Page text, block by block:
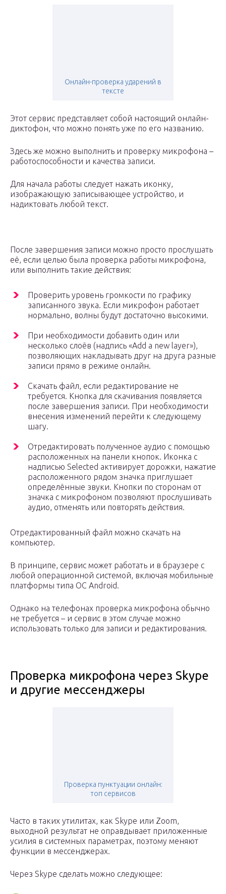
Онлайн-проверка ударений в
тексте
Этот сервис представляет собой настоящий онлайн-
диктофон, что можно понять уже по его названию.
Здесь же можно выполнить и проверку микрофона –
работоспособности и качества записи.
Для начала работы следует нажать иконку,
изображающую записывающее устройство, и
надиктовать любой текст.
После завершения записи можно просто прослушать
её, если целью была проверка работы микрофона,
или выполнить такие действия:
Проверить уровень громкости по графику
записанного звука. Если микрофон работает
нормально, волны будут достаточно высокими.
При необходимости добавить один или
несколько слоёв (надпись «Add a new layer»),
позволяющих накладывать друг на друга разные
записи прямо в режиме онлайн.
Скачать файл, если редактирование не
требуется. Кнопка для скачивания появляется
после завершения записи. При необходимости
внесения изменений перейти к следующему
шагу.
Отредактировать полученное аудио с помощью
расположенных на панели кнопок. Иконка с
надписью Selected активирует дорожки, нажатие
расположенного рядом значка приглушает
определённые звуки. Кнопки по сторонам от
значка с микрофоном позволяют прослушивать
аудио, отменять или повторять действия.
Отредактированный файл можно скачать на
компьютер.
В принципе, сервис может работать и в браузере с
любой операционной системой, включая мобильные
платформы типа ОС Android.
Однако на телефонах проверка микрофона обычно
не требуется – и сервис в этом случае можно
использовать только для записи и редактирования.
Проверка микрофона через Skype
и другие мессенджеры
Проверка пунктуации онлайн:
топ сервисов
Часто в таких утилитах, как Skype или Zoom,
выходной результат не оправдывает приложенные
усилия в системных параметрах, поэтому меняют
функции в мессенджерах.
Через Skype сделать можно следующее: